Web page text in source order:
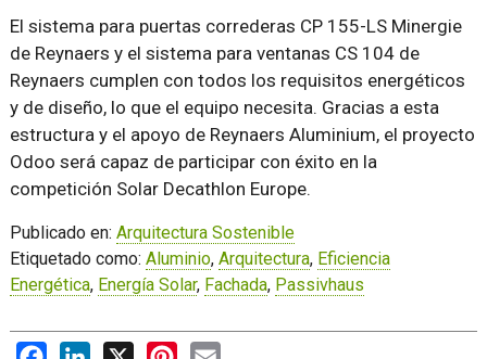
El sistema para puertas correderas CP 155-LS Minergie
de Reynaers y el sistema para ventanas CS 104 de
Reynaers cumplen con todos los requisitos energéticos
y de diseño, lo que el equipo necesita. Gracias a esta
estructura y el apoyo de Reynaers Aluminium, el proyecto
Odoo será capaz de participar con éxito en la
competición Solar Decathlon Europe.
Publicado en: Arquitectura Sostenible
Etiquetado como: Aluminio, Arquitectura, Eficiencia
Energética, Energía Solar, Fachada, Passivhaus
FacebookLinkedIn
X PinterestEmail